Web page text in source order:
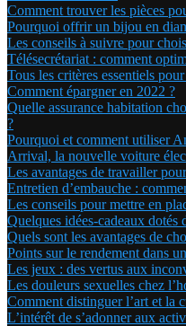
Comment trouver les pièces
Pourquoi offrir un bijou en
Les conseils à suivre pour
Télésecrétariat : comment
Tous les critères essentiels
Comment épargner en 2022 ?
Quelle assurance habitation
?
Pourquoi et comment utiliser
Arrival, la nouvelle voiture
Les avantages de travailler
Entretien d’embauche :
Les conseils pour mettre en
Quelques idées-cadeaux
Quels sont les avantages de
Points sur le rendement dans
Les jeux : des vertus aux
Les douleurs sexuelles chez
Comment distinguer l’art et la
L’intérêt de s’adonner aux